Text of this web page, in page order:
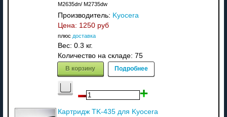
M2635dn/ M2735dw
Производитель: Kyocera
Цена: 1250 руб
плюс доставка
Вес: 0.3 кг.
Количество на складе: 75
В корзину Подробнее
Картридж TK-435 для Kyocera